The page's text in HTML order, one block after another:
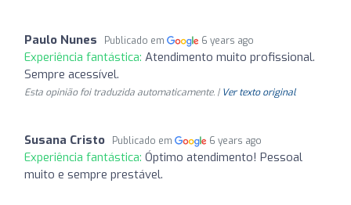
Paulo Nunes Publicado em 6 years ago
Experiência fantástica: Atendimento muito profissional.
Sempre acessível.
Esta opinião foi traduzida automaticamente. | Ver texto original
Susana Cristo Publicado em 6 years ago
Experiência fantástica: Óptimo atendimento! Pessoal
muito e sempre prestável.